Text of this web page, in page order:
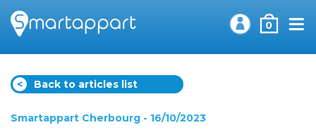
0
< Back to articles list
Smartappart Cherbourg - 16/10/2023